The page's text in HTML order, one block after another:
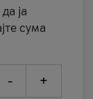
ја
сума
- +